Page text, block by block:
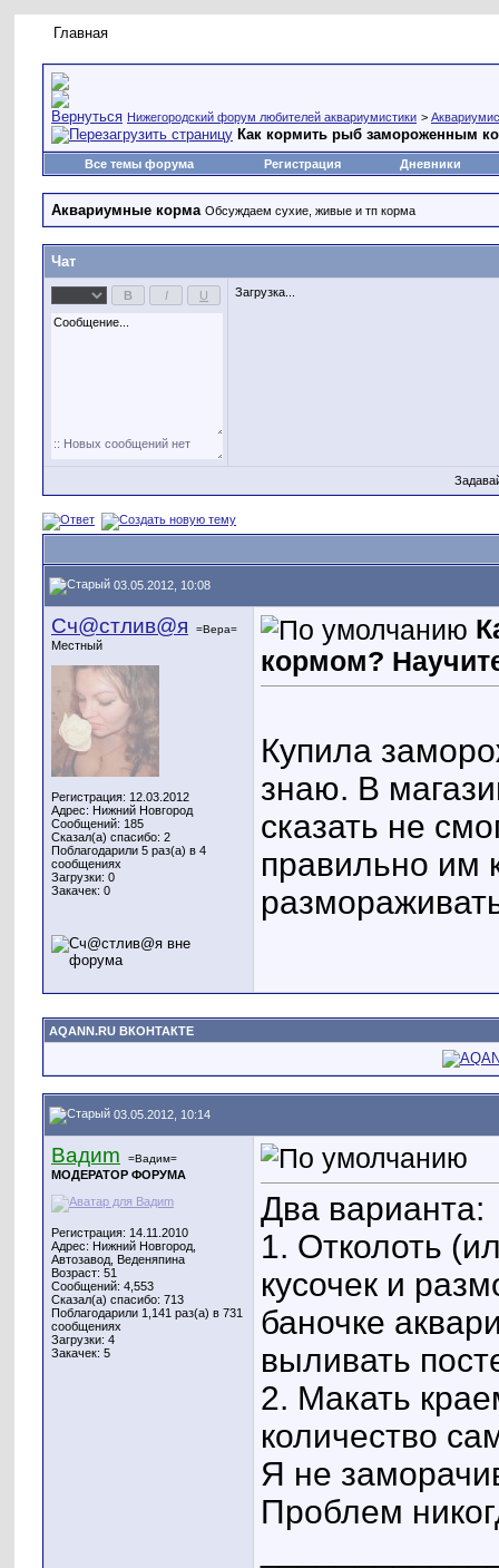
Главная
Нижегородский форум любителей аквариумистики >
Как кормить рыб замороженным
Все темы форума Регистрация Дневники
Аквариумные корма Обсуждаем сухие, живые и тп корма
Чат
Загрузка...
03.05.2012, 10:08
Сч@стлив@я =Вера=
Местный
Регистрация: 12.03.2012
Адрес: Нижний Новгород
Сообщений: 185
Сказал(а) спасибо: 2
Поблагодарили 5 раз(а) в 4
сообщениях
Загрузки: 0
Закачек: 0
кормом?
Купила
знаю. В
сказать не
правильно им
AQANN.RU ВКОНТАКТЕ
03.05.2012, 10:14
Вадиm =Вадим=
МОДЕРАТОР ФОРУМА
Регистрация: 14.11.2010
Адрес: Нижний Новгород,
Автозавод, Веденяпина
Возраст: 51
Сообщений: 4,553
Сказал(а) спасибо: 713
Поблагодарили 1,141 раз(а) в 731
сообщениях
Загрузки: 4
Закачек: 5
Два варианта:
1. Отколоть
кусочек и
баночке
выливать
2. Макать
количество
Я не
Проблем